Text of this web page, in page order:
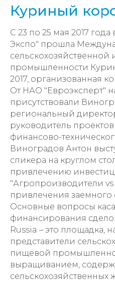
Куриный
С 23 по 25 мая 2017
Экспо" прошла
промышленности
2017, организованная
От НАО "Евроэксперт"
присутствовали
региональный
руководитель
финансово-
Виноградов Антон
спикера на круглом
привлечению
"Агропроизводители vs
привлечения
Основные вопросы
финансирования
Russia – это площадка,
представители
пищевой
выращиванием,
сельскохозяйственных